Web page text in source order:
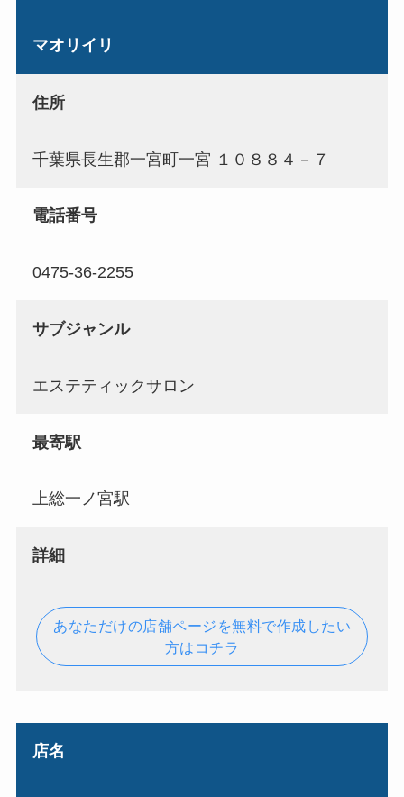
マオリイリ
住所
千葉県長生郡一宮町一宮 １０８８４－７
電話番号
0475-36-2255
サブジャンル
エステティックサロン
最寄駅
上総一ノ宮駅
詳細
あなただけの店舗ページを無料で作成したい
方はコチラ
店名